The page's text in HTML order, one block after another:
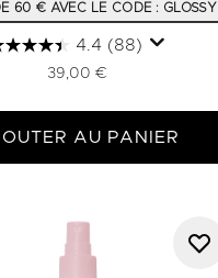
60 € AVEC LE CODE : GLOSSY
4.4 (88)
39,00 €
AU PANIER